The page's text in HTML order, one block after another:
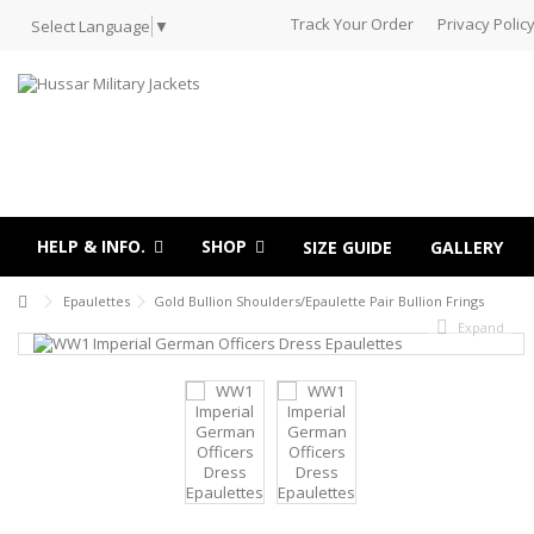
Select Language ▼ Track Your Order Privacy Policy
HELP & INFO. SHOP SIZE GUIDE GALLERY
Epaulettes
Gold Bullion Shoulders/Epaulette Pair Bullion Frings
Expand